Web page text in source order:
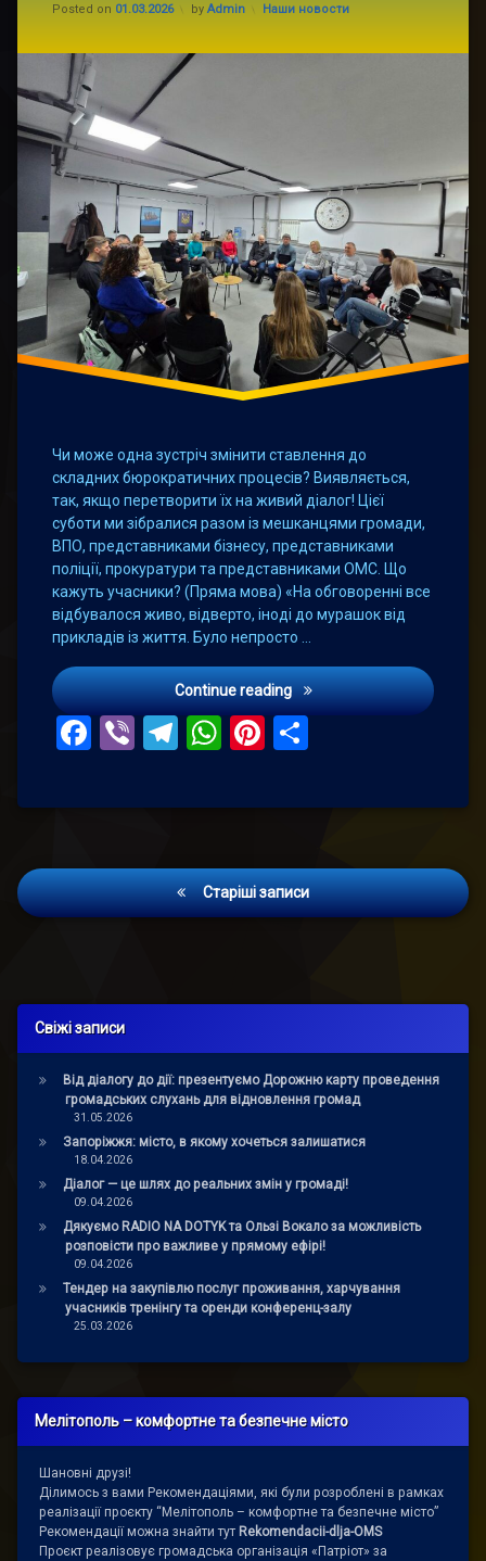
Posted on 01.03.2026 by Admin Categories:
Наши новости
Чи може одна зустріч змінити ставлення до
складних бюрократичних процесів? Виявляється,
так, якщо перетворити їх на живий діалог! Цієї
суботи ми зібралися разом із мешканцями громади,
ВПО, представниками бізнесу, представниками
поліції, прокуратури та представниками ОМС. Що
кажуть учасники? (Пряма мова) «На обговоренні все
відбувалося живо, відверто, іноді до мурашок від
прикладів із життя. Було непросто …
Continue readingГромадські слухання:
Facebook
ViberTelegram
WhatsApp
Pinterest
реальний
впливу?
Навігація
записів
Старіші записи
Свіжі записи
Від діалогу до дії: презентуємо Дорожню карту проведення
громадських слухань для відновлення громад
31.05.2026
Запоріжжя: місто, в якому хочеться залишатися
18.04.2026
Діалог — це шлях до реальних змін у громаді!
09.04.2026
Дякуємо RADIO NA DOTYK та Ользі Вокало за можливість
розповісти про важливе у прямому ефірі!
09.04.2026
Тендер на закупівлю послуг проживання, харчування
учасників тренінгу та оренди конференц-залу
25.03.2026
Мелітополь – комфортне та безпечне місто
Шановні друзі!
Ділимось з вами Рекомендаціями, які були розроблені в рамках
реалізації проєкту “Мелітополь – комфортне та безпечне місто”
Рекомендації можна знайти тут Rekomendacii-dlja-OMS
Проєкт реалізовує громадська організація «Патріот» за